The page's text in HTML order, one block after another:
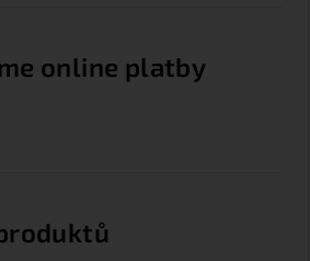
online platby